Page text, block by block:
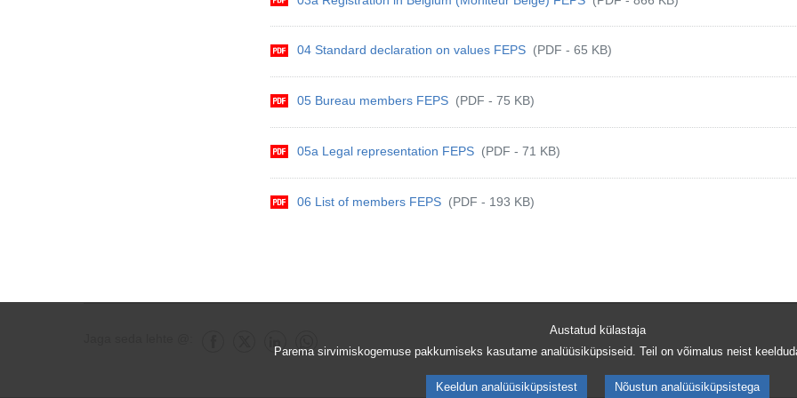
Austatud külastaja
Parema sirvimiskogemuse pakkumiseks kasutame analüüsiküpsiseid. Teil on võimalus neist
Keeldun analüüsiküpsistest Nõustun analüüsiküpsistega
04 Standard declaration on values FEPS (PDF - 65 KB)
05 Bureau members FEPS (PDF - 75 KB)
05a Legal representation FEPS (PDF - 71 KB)
06 List of members FEPS (PDF - 193 KB)
Jaga Facebook
Jaga XJaga seda lehte @ LinkedIn
Jaga seda lehte @ Whatsapp